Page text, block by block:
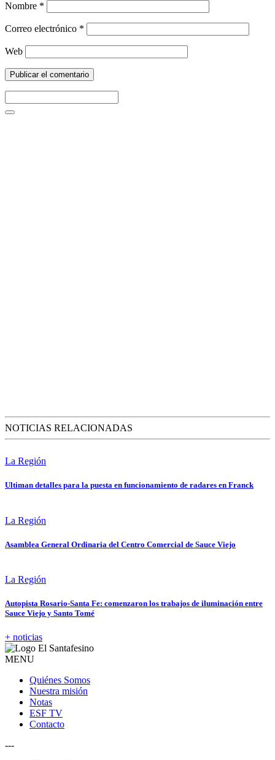
Nombre *
Correo electrónico *
Web
NOTICIAS RELACIONADAS
La Región
Ultiman detalles para la puesta en funcionamiento de radares en Franck
La Región
Asamblea General Ordinaria del Centro Comercial de Sauce Viejo
La Región
Autopista Rosario-Santa Fe: comenzaron los trabajos de iluminación entre
Sauce Viejo y Santo Tomé
+ noticias
MENU
Quiénes Somos
Nuestra misión
Notas
ESF TV
Contacto
---